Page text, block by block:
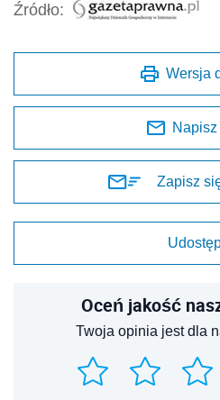
Źródło:
Wersja
Zapisz
Oceń jakość
Twoja opinia jest dla